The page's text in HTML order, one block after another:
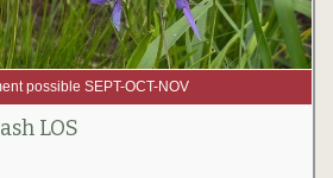
possible SEPT-OCT-NOV
LOS